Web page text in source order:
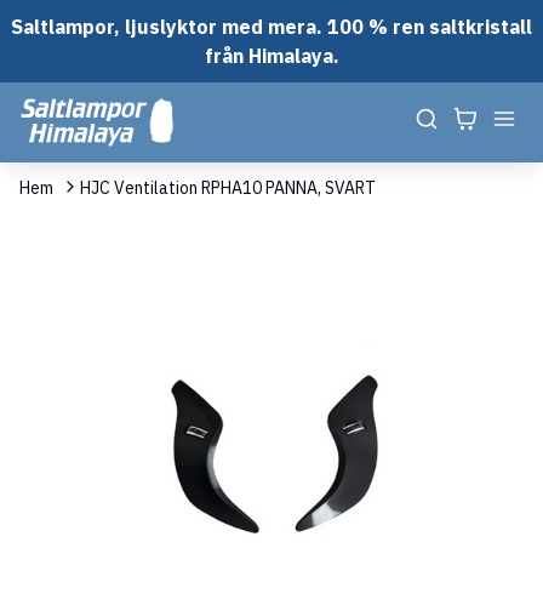
Saltlampor, ljuslyktor med mera. 100 % ren saltkristall
från Himalaya.
Hem HJC Ventilation RPHA10 PANNA, SVART